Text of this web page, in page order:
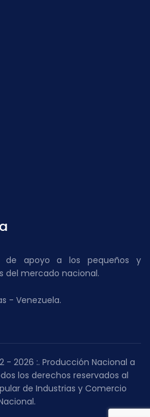
de apoyo a los pequeños y
del mercado nacional.
- Venezuela.
- 2026 :. Producción Nacional a
los derechos reservados al
de Industrias y Comercio